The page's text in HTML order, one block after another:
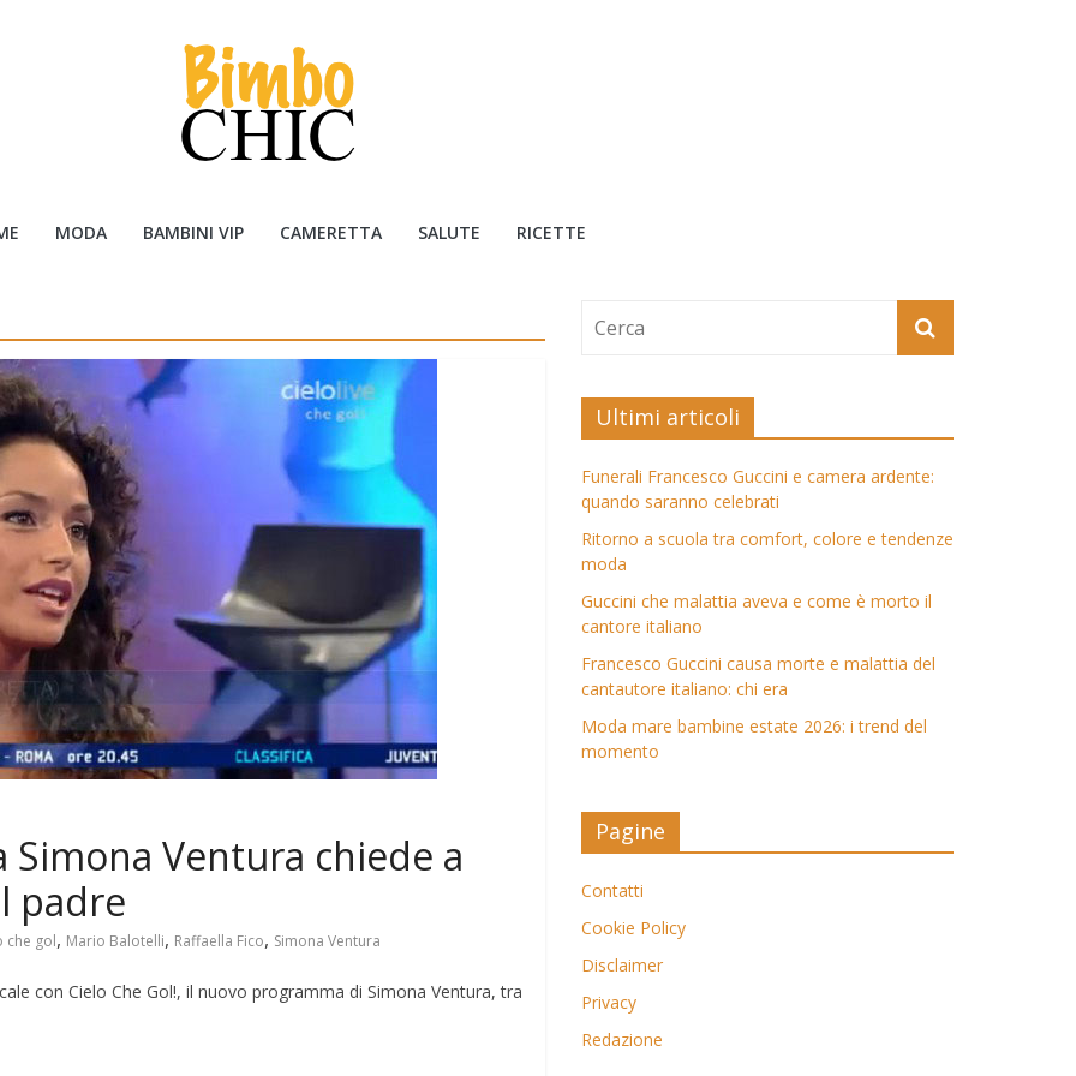
MODA BAMBINI VIP CAMERETTA SALUTE RICETTE
Simona Ventura chiede a
padre
che gol, Mario Balotelli, Raffaella Fico, Simona Ventura
con Cielo Che Gol!, il nuovo programma di Simona Ventura, tra
Ultimi articoli
Funerali Francesco Guccini e camera ardente:
quando saranno celebrati
Ritorno a scuola tra comfort, colore e tendenze
moda
Guccini che malattia aveva e come è morto il
cantore italiano
Francesco Guccini causa morte e malattia del
cantautore italiano: chi era
Moda mare bambine estate 2026: i trend del
momento
Pagine
Contatti
Cookie Policy
Disclaimer
Privacy
Redazione